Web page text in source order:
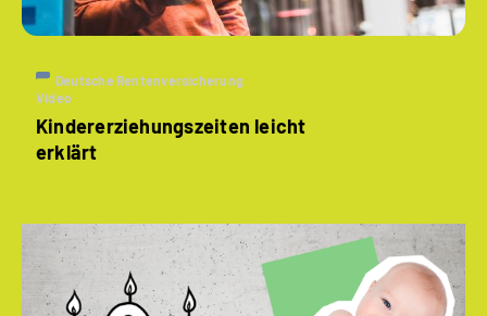
Deutsche Rentenversicherung
Video
Kindererziehungszeiten leicht
erklärt